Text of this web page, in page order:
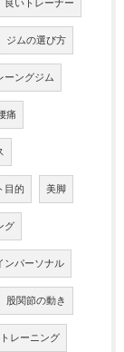
良いトレーナー
ジムの選び方
ーングジム
痛
目的 美脚
グ
ンパーソナル
股関節の動き
レーニング